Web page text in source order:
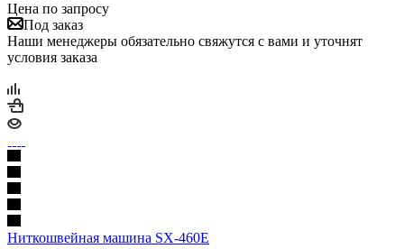
Цена по запросу
Под заказ
Наши менеджеры обязательно свяжутся с вами и уточнят
условия заказа
Ниткошвейная машина SX-460E